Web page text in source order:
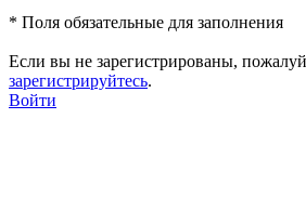
* Поля обязательные для заполнения
Если вы не зарегистрированы,
зарегистрируйтесь.
Войти